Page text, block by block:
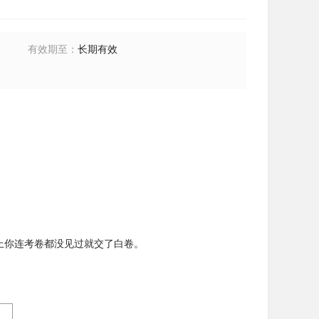
有效期至 ：长期有效
连考卷都没见过就交了白卷。